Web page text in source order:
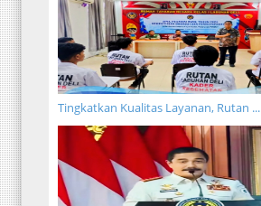
Tingkatkan Kualitas Layanan, Rutan ...